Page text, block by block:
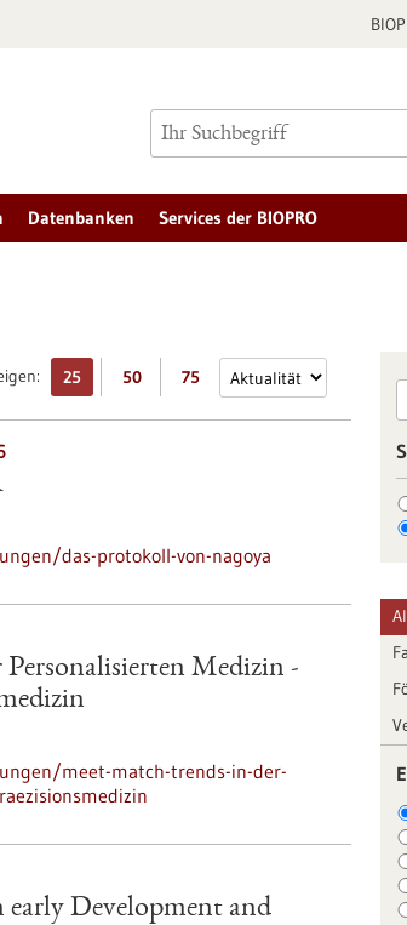
Datenbanken Services der BIOPRO
25 50 75
das-protokoll-von-nagoya
Medizin -
meet-match-trends-in-der-
Development and